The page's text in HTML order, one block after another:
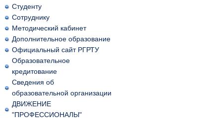
Студенту
Сотруднику
Методический кабинет
Дополнительное образование
Официальный сайт РГРТУ
Образовательное
кредитование
Сведения об
образовательной организации
ДВИЖЕНИЕ
"ПРОФЕССИОНАЛЫ"